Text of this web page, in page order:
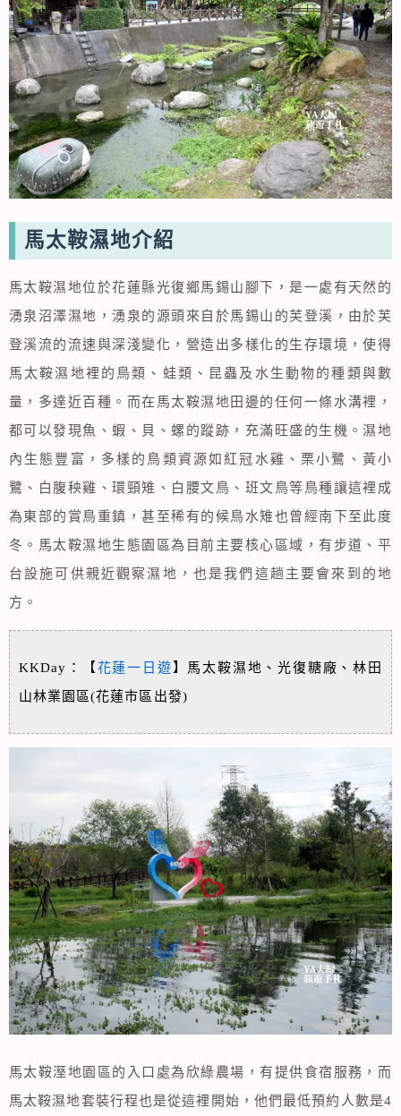
馬太鞍濕地介紹
馬太鞍濕地位於花蓮縣光復鄉馬錫山腳下，是一處有天然的
湧泉沼澤濕地，湧泉的源頭來自於馬錫山的芙登溪，由於芙
登溪流的流速與深淺變化，營造出多樣化的生存環境，使得
馬太鞍濕地裡的鳥類、蛙類、昆蟲及水生動物的種類與數
量，多達近百種。而在馬太鞍濕地田邊的任何一條水溝裡，
都可以發現魚、蝦、貝、螺的蹤跡，充滿旺盛的生機。濕地
內生態豐富，多樣的鳥類資源如紅冠水雞、栗小鷺、黃小
鷺、白腹秧雞、環頸雉、白腰文鳥、班文鳥等鳥種讓這裡成
為東部的賞鳥重鎮，甚至稀有的候鳥水雉也曾經南下至此度
冬。馬太鞍濕地生態園區為目前主要核心區域，有步道、平
台設施可供親近觀察濕地，也是我們這趟主要會來到的地
方。
KKDay：【 花蓮一日遊 】馬太鞍濕地、光復糖廠、林田
山林業園區(花蓮市區出發)
馬太鞍溼地園區的入口處為欣綠農場，有提供食宿服務，而
馬太鞍濕地套裝行程也是從這裡開始，他們最低預約人數是4